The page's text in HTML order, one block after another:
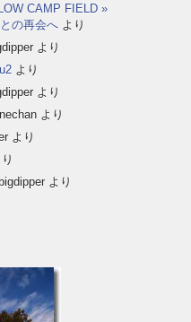
CAMP FIELD »
の再会へ より
より
より
より
より
より
bigdipper より